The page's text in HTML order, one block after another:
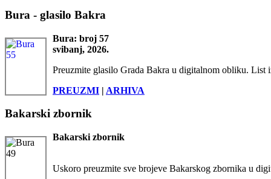
Bura - glasilo Bakra
Bura: broj 57
svibanj, 2026.
Preuzmite glasilo Grada Bakra u digitalnom obliku. List
PREUZMI | ARHIVA
Bakarski zbornik
Bakarski zbornik
Uskoro preuzmite sve brojeve Bakarskog zbornika u